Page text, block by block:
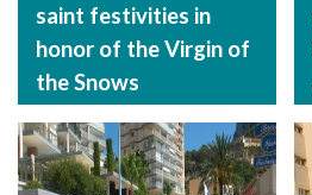
saint festivities in
honor of the Virgin of
the Snows